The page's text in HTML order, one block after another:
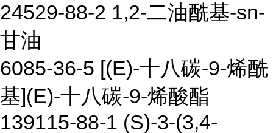
24529-88-2 1,2-二油酰基-sn-
甘油
6085-36-5 [(E)-十八碳-9-烯酰
基](E)-十八碳-9-烯酸酯
139115-88-1 (S)-3-(3,4-